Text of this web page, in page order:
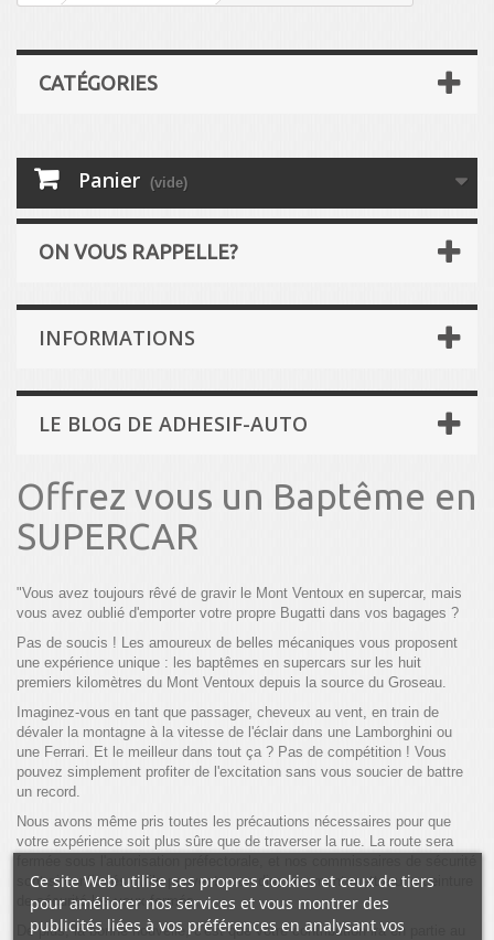
CATÉGORIES
Panier (vide)
ON VOUS RAPPELLE?
INFORMATIONS
LE BLOG DE ADHESIF-AUTO
Offrez vous un Baptême en
SUPERCAR
"Vous avez toujours rêvé de gravir le Mont Ventoux en supercar, mais
vous avez oublié d'emporter votre propre Bugatti dans vos bagages ?
Pas de soucis ! Les amoureux de belles mécaniques vous proposent
une expérience unique : les baptêmes en supercars sur les huit
premiers kilomètres du Mont Ventoux depuis la source du Groseau.
Imaginez-vous en tant que passager, cheveux au vent, en train de
dévaler la montagne à la vitesse de l'éclair dans une Lamborghini ou
une Ferrari. Et le meilleur dans tout ça ? Pas de compétition ! Vous
pouvez simplement profiter de l'excitation sans vous soucier de battre
un record.
Nous avons même pris toutes les précautions nécessaires pour que
votre expérience soit plus sûre que de traverser la rue. La route sera
sont si confirmés qu'ils peuvent vous dire comment mettre une ceinture
de sécurité les yeux fermés.
De plus, la bonne nouvelle, c'est que votre contribution ira en partie au
Ce site Web utilise ses propres cookies et ceux de tiers
pour améliorer nos services et vous montrer des
publicités liées à vos préférences en analysant vos